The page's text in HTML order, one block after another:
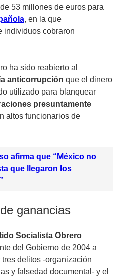
53 millones de euros para
, en la que
individuos cobraron
ha sido reabierto al
anticorrupción que el dinero
utilizado para blanquear
presuntamente
altos funcionarios de
afirma que “México no
que llegaron los
ganancias
Socialista Obrero
del Gobierno de 2004 a
delitos -organización
y falsedad documental- y el